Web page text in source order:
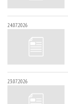
24.07.2026
23.07.2026